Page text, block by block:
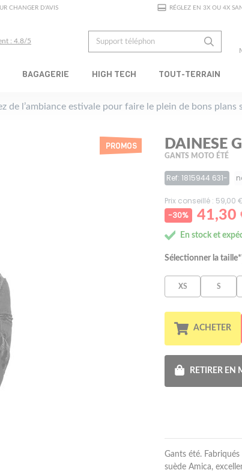
CHANGER D'AVIS RÉGLEZ EN 3X OU 4X
: 4.8/5
BAGAGERIE HIGH TECH TOUT-TERRAIN
de l’ambiance estivale pour faire le plein de bons plans
PROMOS DAINESE
GANTS MOTO ÉTÉ
Ref: 1815944 631-
Prix conseillé : 59,00
-30%
41,30
En stock et
Sélectionner la taille*
XS S
ACHETER
RETIRER EN
Gants été.
suède Amica,